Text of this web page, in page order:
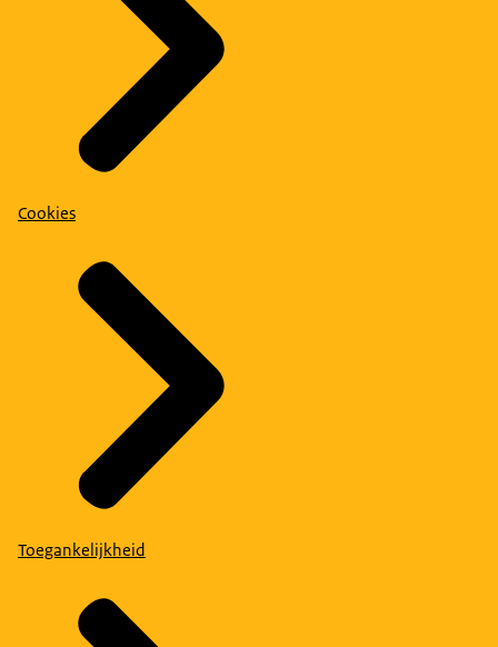
Cookies
Toegankelijkheid